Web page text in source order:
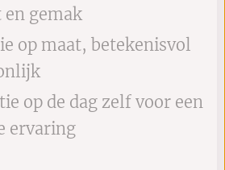
gemak
op maat, betekenisvol
op de dag zelf voor een
ervaring